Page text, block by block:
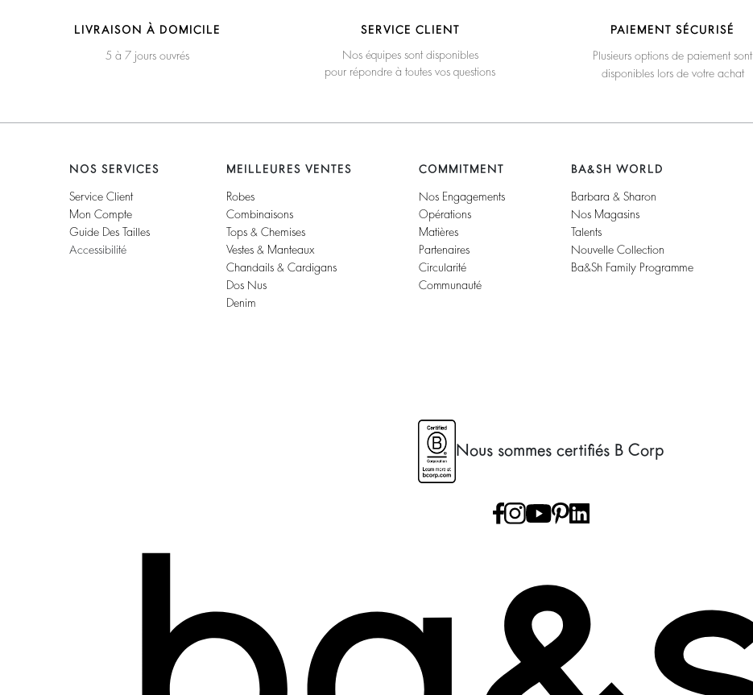
LIVRAISON À DOMICILE
5 à 7 jours ouvrés
SERVICE CLIENT
Nos équipes sont disponibles
pour répondre à toutes vos questions
PAIEMENT SÉCURISÉ
Plusieurs options de paiement sont
disponibles lors de votre achat
NOS SERVICES
Service Client
Mon Compte
Guide Des Tailles
Accessibilité
MEILLEURES VENTES
Robes
Combinaisons
Tops & Chemises
Vestes & Manteaux
Chandails & Cardigans
Dos Nus
Denim
COMMITMENT
Nos Engagements
Opérations
Matières
Partenaires
Circularité
Communauté
BA&SH WORLD
Barbara & Sharon
Nos Magasins
Talents
Nouvelle Collection
Ba&sh Family Programme
Nous sommes certifiés B Corp